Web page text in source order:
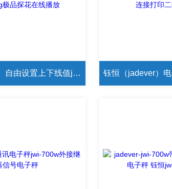
钰恒（jadever）自由设置上下线值jwi-700w-60kg极品探花在线播放